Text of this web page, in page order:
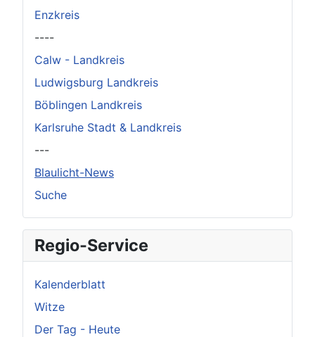
Enzkreis
----
Calw - Landkreis
Ludwigsburg Landkreis
Böblingen Landkreis
Karlsruhe Stadt & Landkreis
---
Blaulicht-News
Suche
Regio-Service
Kalenderblatt
Witze
Der Tag - Heute